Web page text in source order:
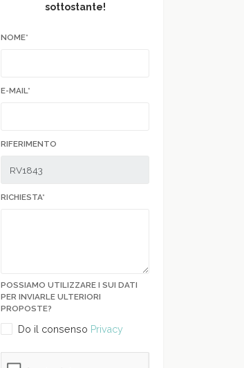
sottostante!
NOME*
E-MAIL*
RIFERIMENTO
RICHIESTA*
POSSIAMO UTILIZZARE I SUI DATI
PER INVIARLE ULTERIORI
PROPOSTE?
Do il consenso Privacy